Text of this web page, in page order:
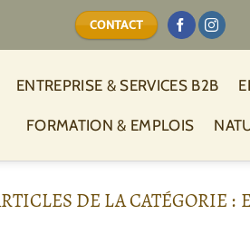
CONTACT
ENTREPRISE & SERVICES B2B
FORMATION & EMPLOIS